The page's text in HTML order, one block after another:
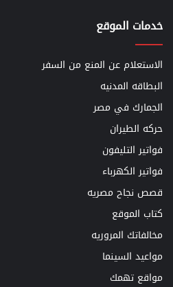
خدمات الموقع
الاستعلام عن المنع من السفر
البطاقه المدنيه
الجمارك في مصر
حركه الطيران
فواتير التليفون
فواتير الكهرباء
قصص نجاح مصريه
كتاب الموقع
مخالفاتك المروريه
مواعيد السينما
مواقع تهمك